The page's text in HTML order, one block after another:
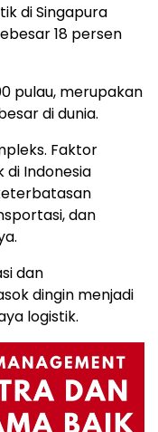
di Singapura
18 persen
pulau, merupakan
di dunia.
Faktor
di Indonesia
dan
dan
dingin menjadi
logistik.